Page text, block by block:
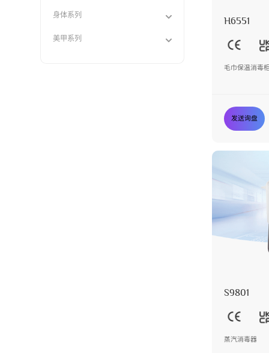
身体系列
美甲系列
H6551
毛巾保温消毒
发送询盘
S9801
蒸汽消毒器